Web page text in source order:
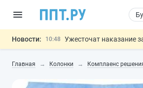
Новости: 10:48 Ужесточат наказание
09:13 ЕГЭ могут отменить и
7 августа: важные
Главная Колонки Комплаенс